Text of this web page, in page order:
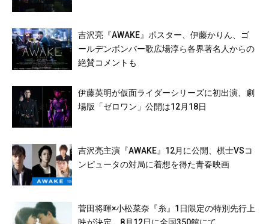
吉沢亮『AWAKE』ポスター、伊藤かりん、ゴ
ールデンボンバー歌広場淳ら各界著名人からの
絶賛コメントも
伊藤英明が仮面ライダーシリーズに初出演、劇
場版「ゼロワン」公開は12月18日
吉沢亮主演『AWAKE』12月に公開、棋士VSコ
ンピュータの対局に着想を得た青春映画
菅田将暉×小松菜奈『糸』1日限定の特別先行上